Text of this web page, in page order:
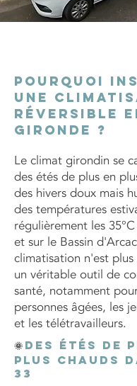
Pourquoi
une
réversible
Gironde ?
​Le climat girondin se
des étés de plus en
des hivers doux mais
des températures
régulièrement les
et sur le Bassin
climatisation n'est plus
un véritable outil de
santé, notamment
personnes âgées, les
et les télétravailleurs.
🌞 Des étés de
plus chauds
33